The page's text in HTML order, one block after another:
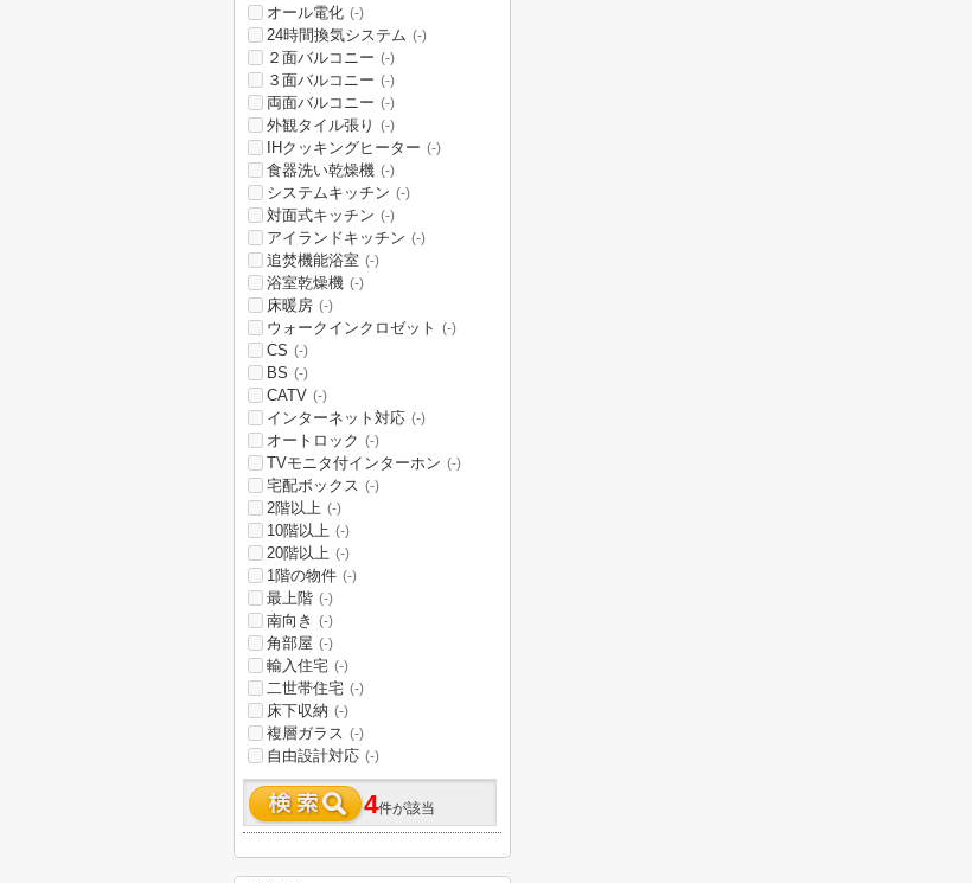
オール電化 (-)
24時間換気システム (-)
２面バルコニー (-)
３面バルコニー (-)
両面バルコニー (-)
外観タイル張り (-)
IHクッキングヒーター (-)
食器洗い乾燥機 (-)
システムキッチン (-)
対面式キッチン (-)
アイランドキッチン (-)
追焚機能浴室 (-)
浴室乾燥機 (-)
床暖房 (-)
ウォークインクロゼット (-)
CS (-)
BS (-)
CATV (-)
インターネット対応 (-)
オートロック (-)
TVモニタ付インターホン (-)
宅配ボックス (-)
2階以上 (-)
10階以上 (-)
20階以上 (-)
1階の物件 (-)
最上階 (-)
南向き (-)
角部屋 (-)
輸入住宅 (-)
二世帯住宅 (-)
床下収納 (-)
複層ガラス (-)
自由設計対応 (-)
4件が該当